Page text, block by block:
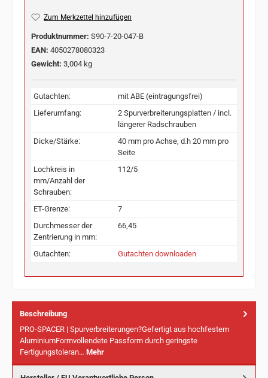
Zum Merkzettel hinzufügen
Produktnummer: S90-7-20-047-B
EAN: 4050278080323
Gewicht: 3,004 kg
Gutachten:
mit ABE (eintragungsfrei)
Lieferumfang:
2 Spurverbreiterungsplatten / incl.
längerer Radschrauben
Dicke/Stärke:
40 mm pro Achse, d.h 20 mm pro
Seite
Lochkreis in
mm/Anzahl der
Schrauben:
112/5
ET-Grenze:
7
Durchmesser der
Zentrierung in mm:
66,45
Gutachten: Gutachten downloaden
Beschreibung
PRO-SPACER | Spurverbreiterungen?Gefertigt aus hochfestem
AluminiumFormvollendete Passform durch geringste
Fertigungstoleran… Mehr